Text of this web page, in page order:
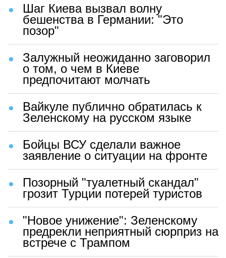
Шаг Киева вызвал волну
бешенства в Германии: "Это
позор"
Залужный неожиданно заговорил
о том, о чем в Киеве
предпочитают молчать
Вайкуле публично обратилась к
Зеленскому на русском языке
Бойцы ВСУ сделали важное
заявление о ситуации на фронте
Позорный "туалетный скандал"
грозит Турции потерей туристов
"Новое унижение": Зеленскому
предрекли неприятный сюрприз на
встрече с Трампом